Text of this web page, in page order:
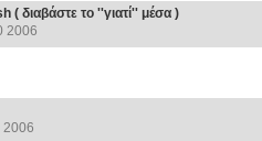
διαβάστε το ''γιατί'' μέσα )
2006